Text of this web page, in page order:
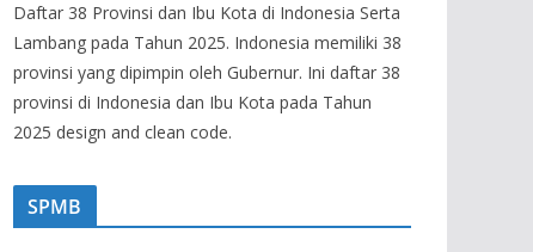
Daftar 38 Provinsi dan Ibu Kota di Indonesia Serta
Lambang pada Tahun 2025. Indonesia memiliki 38
provinsi yang dipimpin oleh Gubernur. Ini daftar 38
provinsi di Indonesia dan Ibu Kota pada Tahun
2025 design and clean code.
SPMB